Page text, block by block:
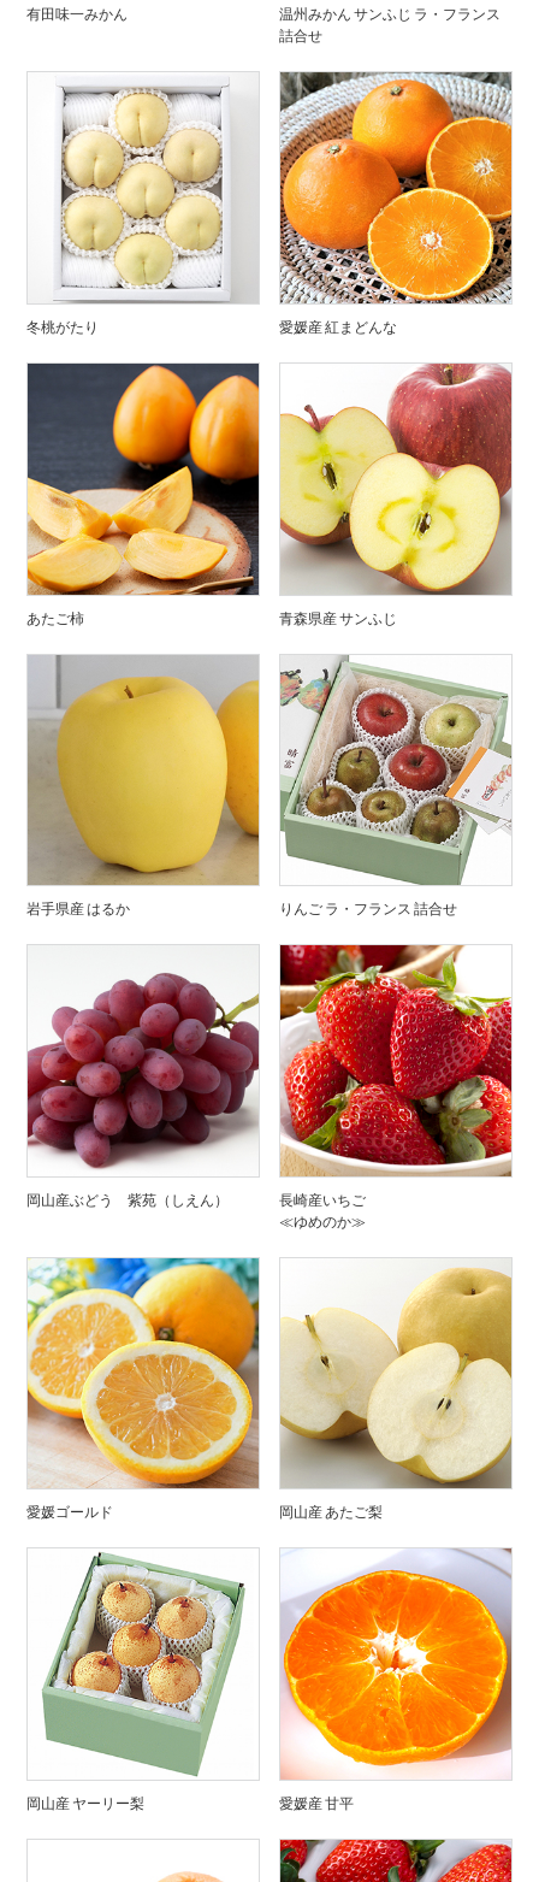
有田味一みかん
温州みかん サンふじ ラ・フランス
詰合せ
冬桃がたり 愛媛産 紅まどんな
あたご柿 青森県産 サンふじ
岩手県産 はるか りんご ラ・フランス 詰合せ
岡山産ぶどう 紫苑（しえん）
長崎産いちご
≪ゆめのか≫
愛媛ゴールド 岡山産 あたご梨
岡山産 ヤーリー梨 愛媛産 甘平